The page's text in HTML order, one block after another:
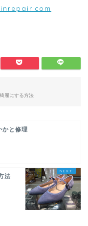
麗にする方法
かと修理
法